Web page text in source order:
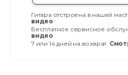
Гитара отстроена в нашей
видео
Бесплатное сервисное
видео
7 или 14 дней на возврат.